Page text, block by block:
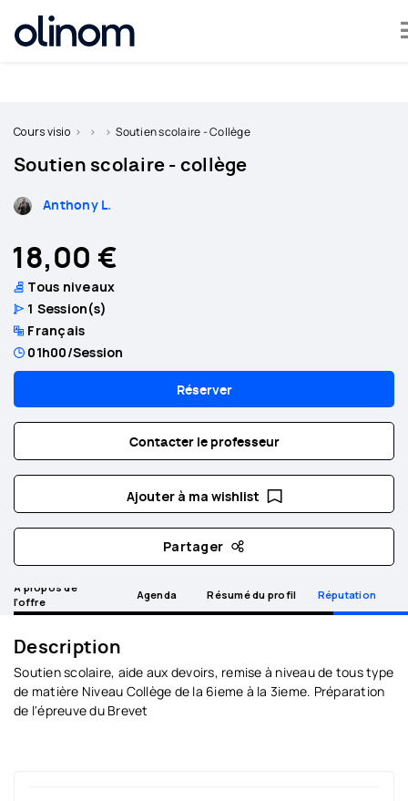
professeur
connecter
Cours visio Soutien scolaire - Collège
Soutien scolaire - collège
Anthony L.
18,00 €
Tous niveaux
1 Session(s)
Français
01h00/Session
Réserver
Contacter le professeur
Ajouter à ma wishlist
Partager
A propos de
l’offre
Agenda Résumé du profil Réputation
Description
Soutien scolaire, aide aux devoirs, remise à niveau de tous type
de matière Niveau Collège de la 6ieme à la 3ieme. Préparation
de l'épreuve du Brevet
Olinom™ respecte votre vie privée